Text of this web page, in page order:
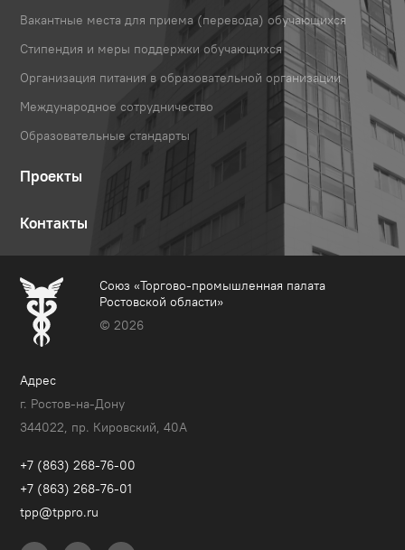
Вакантные места для приема (перевода) обучающихся
Стипендия и меры поддержки обучающихся
Организация питания в образовательной организации
Международное сотрудничество
Образовательные стандарты
Проекты
Контакты
Союз «Торгово-промышленная палата
Ростовской области»
© 2026
Адрес
г. Ростов-на-Дону
344022, пр. Кировский, 40A
+7 (863) 268-76-00
+7 (863) 268-76-01
tpp@tppro.ru